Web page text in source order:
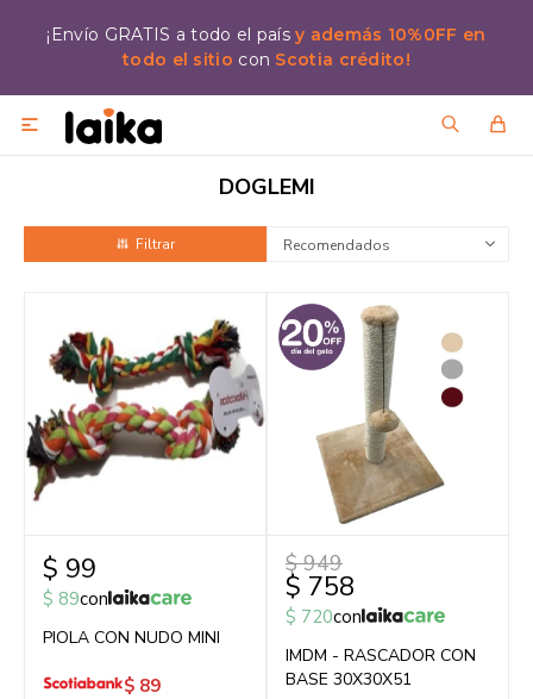
¡Envío GRATIS a todo el paísy además 10%0FF en
todo el sitio con Scotia crédito!

DOGLEMI
Recomendados
$ 99
$ 89con
PIOLA CON NUDO MINI
$ 89
$ 758
$ 949
$ 720con
IMDM - RASCADOR CON
BASE 30X30X51